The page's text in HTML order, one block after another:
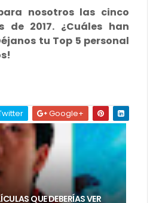
nosotros las cinco
de 2017. ¿Cuáles han
tu Top 5 personal
Google+
QUE DEBERÍAS VER